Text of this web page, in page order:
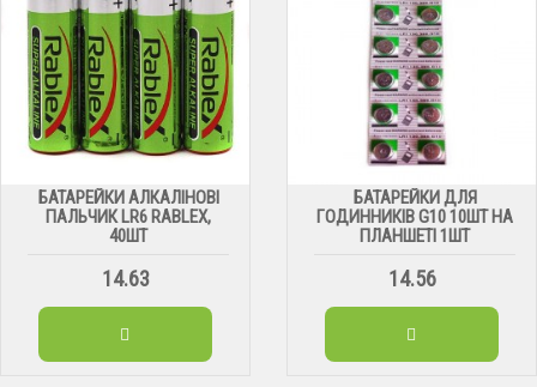
БАТАРЕЙКИ АЛКАЛІНОВІ
ПАЛЬЧИК LR6 RABLEX,
40ШТ
14.63
БАТАРЕЙКИ ДЛЯ
ГОДИННИКІВ G10 10ШТ НА
ПЛАНШЕТІ 1ШТ
14.56